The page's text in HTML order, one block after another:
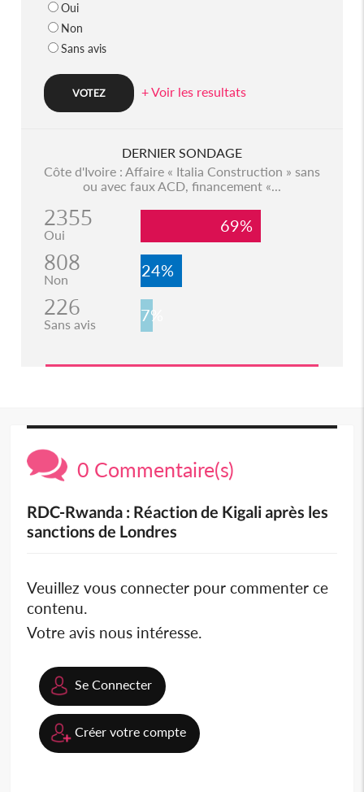
Oui
Non
Sans avis
+ Voir les resultats
DERNIER SONDAGE
Côte d'Ivoire : Affaire « Italia Construction » sans
ou avec faux ACD, financement «...
2355
Oui 69%
808
Non 24%
226
Sans avis 7%
0 Commentaire(s)
RDC-Rwanda : Réaction de Kigali après les
sanctions de Londres
Veuillez vous connecter pour commenter ce
contenu.
Votre avis nous intéresse.
Se Connecter
Créer votre compte